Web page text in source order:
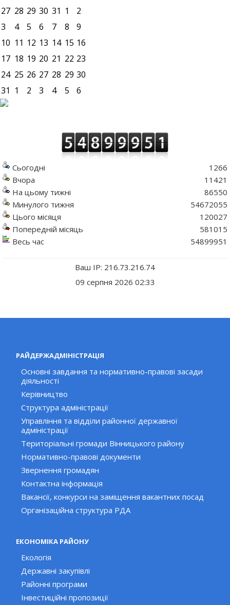
27 28 29 30 31 1
2
3
4 5 6 7 8
9
10 11 12 13 14 15 16
17 18 19 20 21 22 23
24 25 26 27 28 29 30
31 1 2 3 4 5 6
Сьогодні
Вчора
На цьому тижні
Минулого тижня
Цього місяця
Попередній місяць
Весь час
1266
11421
86550
54672055
120027
581015
54899951
Ваш IP: 216.73.216.74
09 серпня 2026 02:33
РАЙДЕРЖАДМІНІСТРАЦІЯ
Основні завдання та нормативно-правові засади
діяльності
Керівництво
Структура адміністрації
Управління та відділи районної державної
адміністрації
Територіальні громади Вінницького району
Нормативно-правові документи
Звернення громадян
Контактна інформація
Вакансії, конкурси на заміщення вакантних посад
Організаційна структура РДА
ЕКОНОМІКА РАЙОНУ
Екологія
Державні закупівлі
Районні програми
Інвестиційні пропозиції